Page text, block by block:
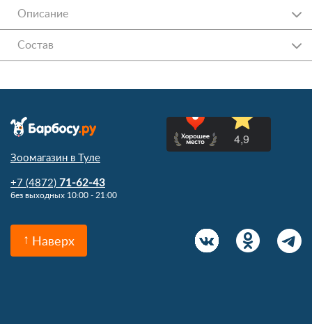
Описание
Состав
Зоомагазин в Туле
+7 (4872) 71-62-43
без выходных 10:00 - 21:00
Наверх